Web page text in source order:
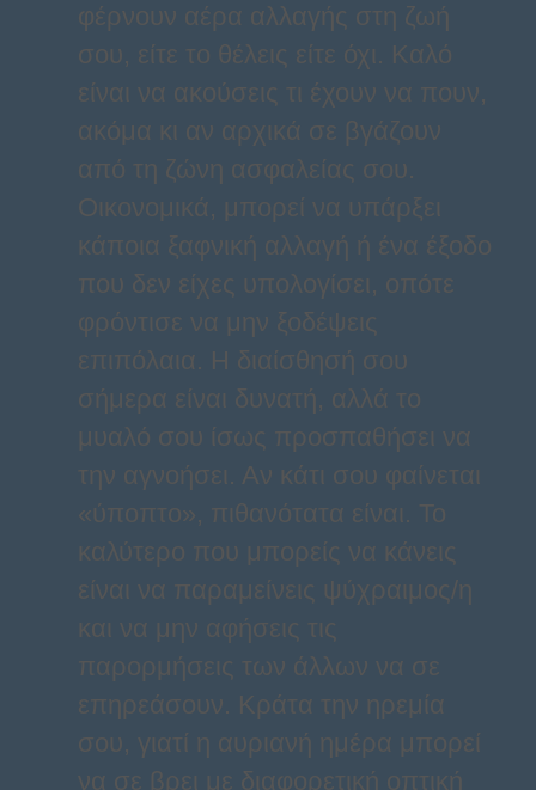
φέρνουν αέρα αλλαγής στη ζωή
σου, είτε το θέλεις είτε όχι. Καλό
είναι να ακούσεις τι έχουν να πουν,
ακόμα κι αν αρχικά σε βγάζουν
από τη ζώνη ασφαλείας σου.
Οικονομικά, μπορεί να υπάρξει
κάποια ξαφνική αλλαγή ή ένα έξοδο
που δεν είχες υπολογίσει, οπότε
φρόντισε να μην ξοδέψεις
επιπόλαια. Η διαίσθησή σου
σήμερα είναι δυνατή, αλλά το
μυαλό σου ίσως προσπαθήσει να
την αγνοήσει. Αν κάτι σου φαίνεται
«ύποπτο», πιθανότατα είναι. Το
καλύτερο που μπορείς να κάνεις
είναι να παραμείνεις ψύχραιμος/η
και να μην αφήσεις τις
παρορμήσεις των άλλων να σε
επηρεάσουν. Κράτα την ηρεμία
σου, γιατί η αυριανή ημέρα μπορεί
να σε βρει με διαφορετική οπτική